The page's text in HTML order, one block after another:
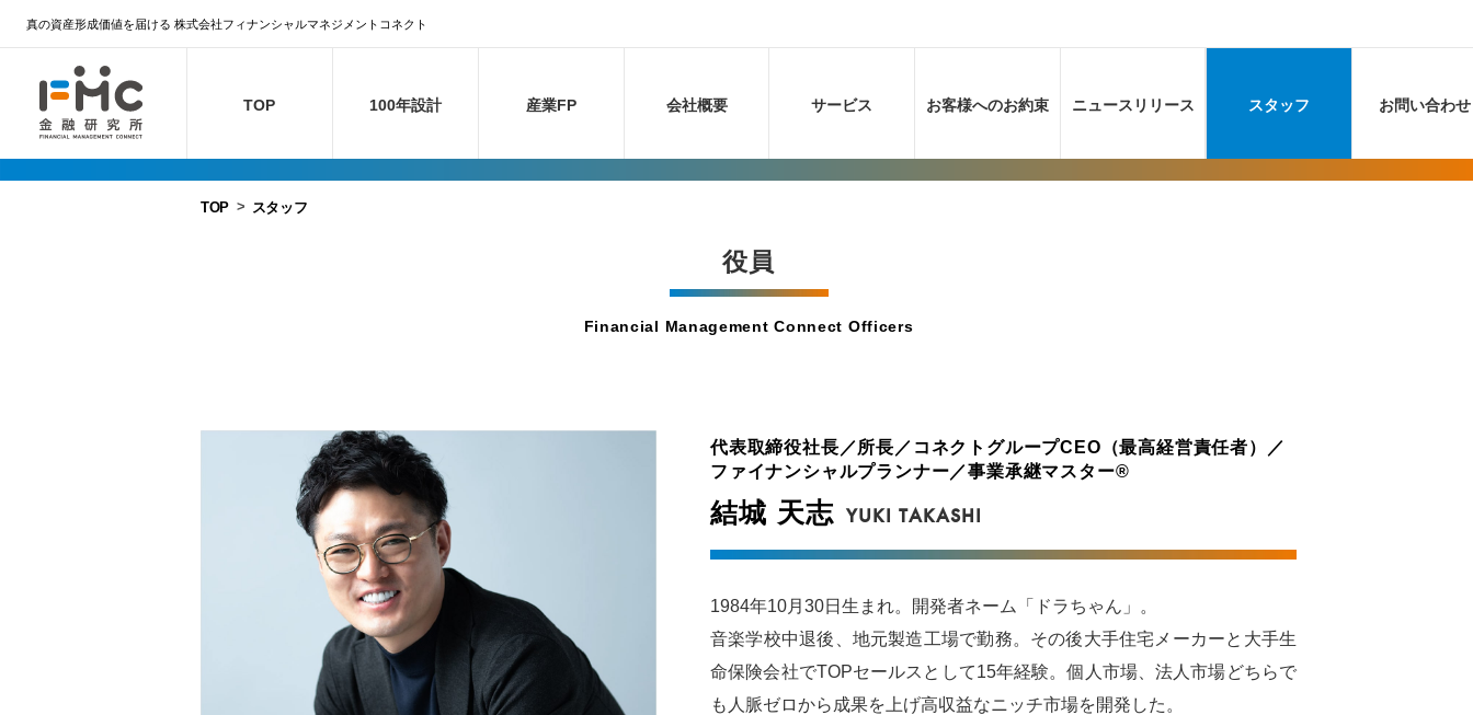
真の資産形成価値を届ける 株式会社フィナンシャルマネジメントコネクト
TOP 100年設計 産業FP 会社概要 サービス お客様へのお約束 ニュースリリース スタッフ お問い合わせ
TOP スタッフ
役員
Financial Management Connect Officers
代表取締役社長／所長／コネクトグループCEO（最高経営責任者）／
ファイナンシャルプランナー／事業承継マスター®︎
結城 天志 YUKI TAKASHI
1984年10月30日生まれ。開発者ネーム「ドラちゃん」。
音楽学校中退後、地元製造工場で勤務。その後大手住宅メーカーと大手生
命保険会社でTOPセールスとして15年経験。個人市場、法人市場どちらで
も人脈ゼロから成果を上げ高収益なニッチ市場を開発した。